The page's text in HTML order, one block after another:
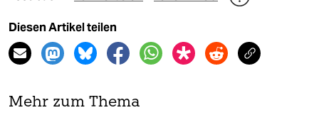
Diesen Artikel teilen
Mehr zum Thema